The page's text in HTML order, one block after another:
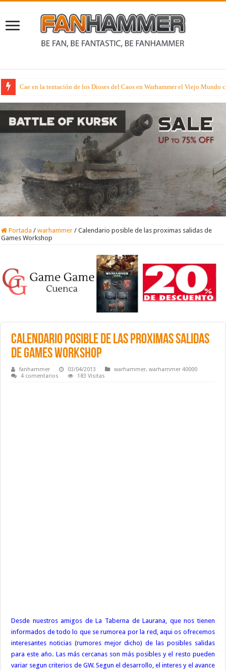
Avance Miniaturil – Os proponemos una buena unidad para elfos de
Portada / warhammer / Calendario posible de las proximas salidas de
Games Workshop
Calendario posible de las proximas salidas
de Games Workshop
fanhammer 03/04/2013 warhammer,warhammer 40000
4 comentarios
183 Visitas
Desde nuestros amigos de La Taberna de Laurana, que nos tienen
informados de todo lo que se rumorea por la red, aqui os ofrecemos
interesantes noticias (rumores mejor dicho) de las posibles salidas
para este año. Las más cercanas son más posibles y el resto pueden
variar segun criterios de GW. Segun el desarrollo, el interes y el avance